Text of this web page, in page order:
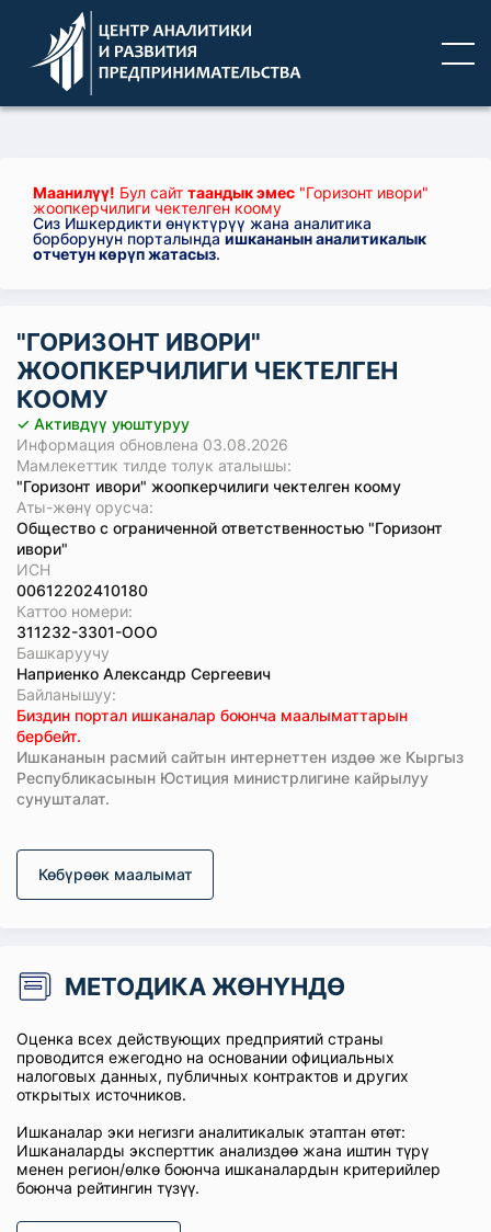
Маанилүү! Бул сайт таандык эмес "Горизонт ивори"
жоопкерчилиги чектелген коому
Сиз Ишкердикти өнүктүрүү жана аналитика
борборунун порталындаишкананын аналитикалык
отчетун көрүп жатасыз.
"ГОРИЗОНТ ИВОРИ"
ЖООПКЕРЧИЛИГИ ЧЕКТЕЛГЕН
КООМУ
✓ Активдүү уюштуруу
Информация обновлена 03.08.2026
Мамлекеттик тилде толук аталышы:
"Горизонт ивори" жоопкерчилиги чектелген коому
Аты-жөнү орусча:
Общество с ограниченной ответственностью "Горизонт
ивори"
ИСН
00612202410180
Каттоо номери:
311232-3301-ООО
Башкаруучу
Наприенко Александр Сергеевич
Байланышуу:
Биздин портал ишканалар боюнча маалыматтарын
бербейт.
Ишкананын расмий сайтын интернеттен издөө же Кыргыз
Республикасынын Юстиция министрлигине кайрылуу
сунушталат.
Көбүрөөк маалымат
МЕТОДИКА ЖӨНҮНДӨ
Оценка всех действующих предприятий страны
проводится ежегодно на основании официальных
налоговых данных, публичных контрактов и других
открытых источников.
Ишканалар эки негизги аналитикалык этаптан өтөт:
Ишканаларды эксперттик анализдөө жана иштин түрү
менен регион/өлкө боюнча ишканалардын критерийлер
боюнча рейтингин түзүү.